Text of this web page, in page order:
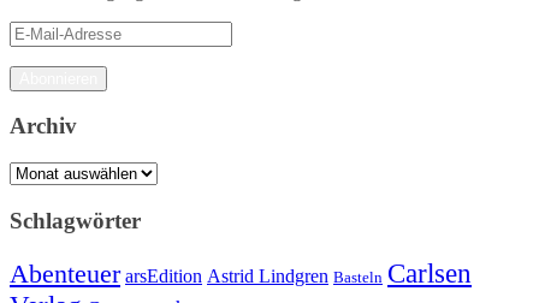
E-
Mail-
Adresse
Archiv
Archiv
Schlagwörter
Abenteuer arsEdition Astrid Lindgren Basteln Carlsen